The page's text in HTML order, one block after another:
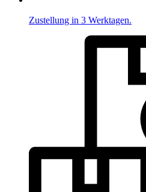
Zustellung in 3 Werktagen.